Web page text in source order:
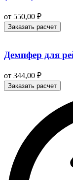
от 550,00 ₽
Заказать расчет
Демпфер для
от 344,00 ₽
Заказать расчет